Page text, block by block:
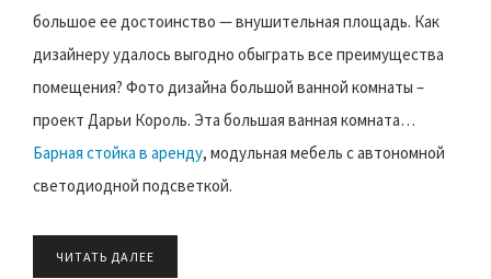
большое ее достоинство — внушительная площадь. Как
дизайнеру удалось выгодно обыграть все преимущества
помещения? Фото дизайна большой ванной комнаты –
проект Дарьи Король. Эта большая ванная комната…
Барная стойка в аренду, модульная мебель с автономной
светодиодной подсветкой.
ЧИТАТЬ ДАЛЕЕ